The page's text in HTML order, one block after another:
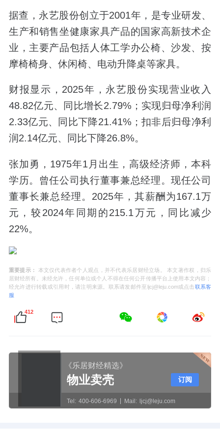
据查，永艺股份创立于2001年，是专业研发、
生产和销售坐健康家具产品的国家高新技术企
业，主要产品包括人体工学办公椅、沙发、按
摩椅椅身、休闲椅、电动升降桌等家具。
财报显示，2025年，永艺股份实现营业收入
48.82亿元、同比增长2.79%；实现归母净利润
2.33亿元、同比下降21.41%；扣非后归母净利
润2.14亿元、同比下降26.8%。
张加勇，1975年1月出生，高级经济师，本科
学历。曾任公司执行董事兼总经理。现任公司
董事长兼总经理。2025年，其薪酬为167.1万
元，较2024年同期的215.1万元，同比减少
22%。
重要提示：
本文仅代表作者个人观点，并不代表乐居财经立场。 本文著作权，归乐
居财经所有。未经允许，任何单位或个人不得在任何公开传播平台上使用本文内容；
经允许进行转载或引用时，请注明来源。联系请发邮件至ljcj@leju.com或点击联系客
服
412
《乐居财经精选》
物业卖壳
Tel: 400-606-6969 Mail: ljcj@leju.com
订阅